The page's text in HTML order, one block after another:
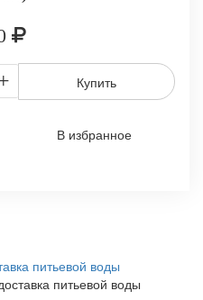
Купить
В избранное
питьевой воды